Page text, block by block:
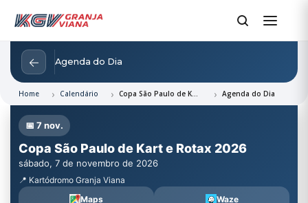
← Agenda do Dia
Home Calendário Copa São Paulo de Kart e Rotax 2026 Agenda do Dia
📅 7 nov.
Copa São Paulo de Kart e Rotax 2026
sábado, 7 de novembro de 2026
📍 Kartódromo Granja Viana
Maps
Waze